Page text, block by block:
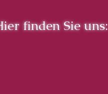
findenSie uns: